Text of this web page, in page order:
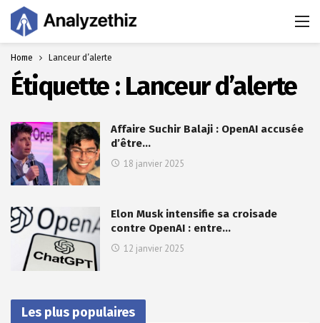
Home Lanceur d’alerte
Étiquette : Lanceur d’alerte
Affaire Suchir Balaji : OpenAI accusée
d’être…
18 janvier 2025
Elon Musk intensifie sa croisade
contre OpenAI : entre…
12 janvier 2025
Les plus populaires